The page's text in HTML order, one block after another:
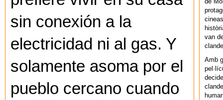
sin conexión a la
electricidad ni al gas. Y
solamente asoma por el
pueblo cercano cuando
van
Amb